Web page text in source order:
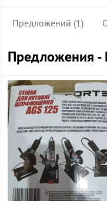
Предложений (1)
Предложения -